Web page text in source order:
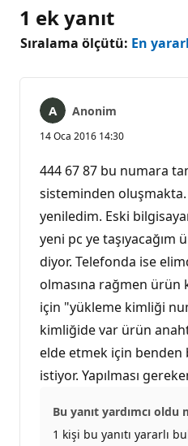
1 ek yanıt
Sıralama ölçütü: En
Anonim
14 Oca 2016 14:30
444 67 87 bu numara
sisteminden oluşmakta.
yeniledim. Eski
yeni pc ye taşıyacağım
diyor. Telefonda ise
olmasına rağmen
için "yükleme kimliği
kimliğide var ürün
elde etmek için benden
istiyor. Yapılması
Bu yanıt yardımcı oldu
1 kişi bu yanıtı yararlı